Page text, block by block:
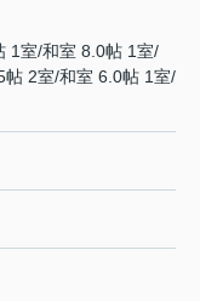
1室/和室 8.0帖 1室/
帖 2室/和室 6.0帖 1室/